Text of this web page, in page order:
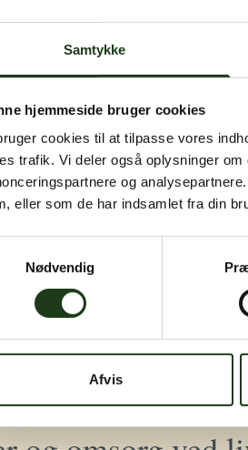
Samtykke
hjemmeside bruger cookies
cookies til at tilpasse vores
trafik. Vi deler også oplysninger
og
eller som de har indsamlet fra din
Nødvendig
Afvis
Der opstod en intern
Kontakt